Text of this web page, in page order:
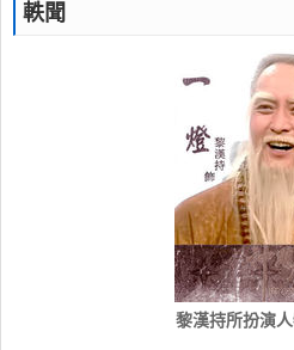
軼聞
黎漢持所扮演